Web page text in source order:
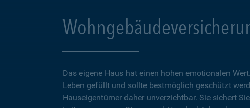
Das eigene Haus hat einen hohen emotionalen
Leben gefüllt und sollte bestmöglich geschützt
Hauseigentümer daher unverzichtbar. Sie sichert